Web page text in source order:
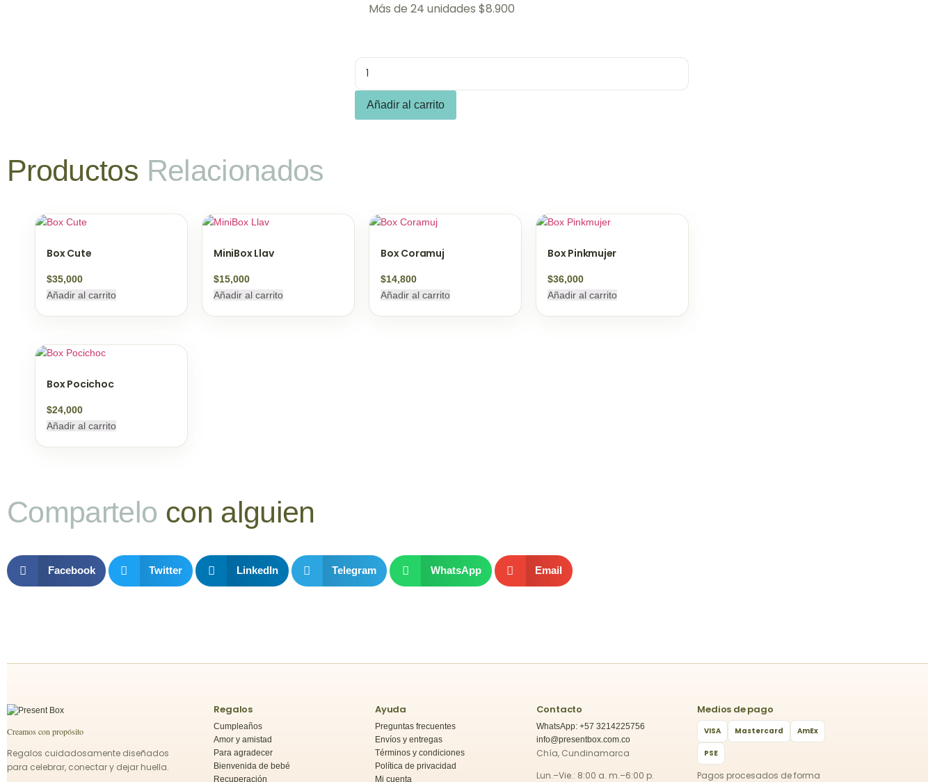
Más de 24 unidades $8.900
Añadir al carrito
Productos Relacionados
Box Cute
$35,000
Añadir al carrito
MiniBox Llav
$15,000
Añadir al carrito
Box Coramuj
$14,800
Añadir al carrito
Box Pinkmujer
$36,000
Añadir al carrito
Box Pocichoc
$24,000
Añadir al carrito
Compartelo con alguien
Facebook Twitter LinkedIn Telegram WhatsApp Email
Creamos con propósito
Regalos cuidadosamente diseñados
para celebrar, conectar y dejar huella.
Regalos
Cumpleaños
Amor y amistad
Para agradecer
Bienvenida de bebé
Recuperación
Ayuda
Preguntas frecuentes
Envíos y entregas
Términos y condiciones
Política de privacidad
Mi cuenta
Contacto
WhatsApp: +57 3214225756
info@presentbox.com.co
Chía, Cundinamarca
Lun.–Vie.: 8:00 a. m.–6:00 p.
Medios de pago
VISA Mastercard AmEx
PSE
Pagos procesados de forma